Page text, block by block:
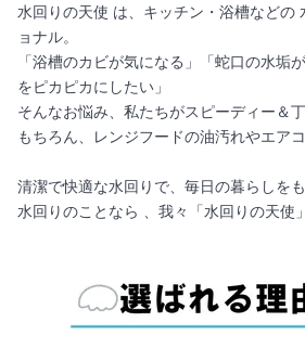
水回りの天使 は、キッチン・浴槽などの
ョナル。
「浴槽のカビが気になる」「蛇口の水垢
をピカピカにしたい」
そんなお悩み、私たちがスピーディー＆
もちろん、レンジフードの油汚れやエア
清潔で快適な水回りで、毎日の暮らしをも
水回りのことなら 、我々「水回りの天使